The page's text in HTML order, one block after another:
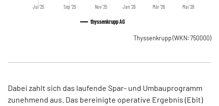
thyssenkrupp AG
Jul '25 Sep '25 Nov '25 Jan '26 Mär '26 Mai '26
Thyssenkrupp (WKN: 750000)
Dabei zahlt sich das laufende Spar- und Umbauprogramm
zunehmend aus. Das bereinigte operative Ergebnis (Ebit)